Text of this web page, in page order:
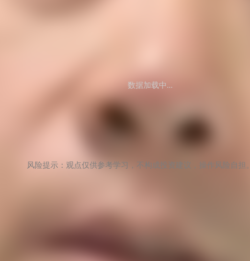
数据加载中...
风险提示：观点仅供参考学习，不构成投资建议，操作风险自担